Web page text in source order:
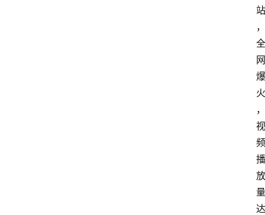
站
，
全
网
爆
火
，
视
频
播
放
量
达